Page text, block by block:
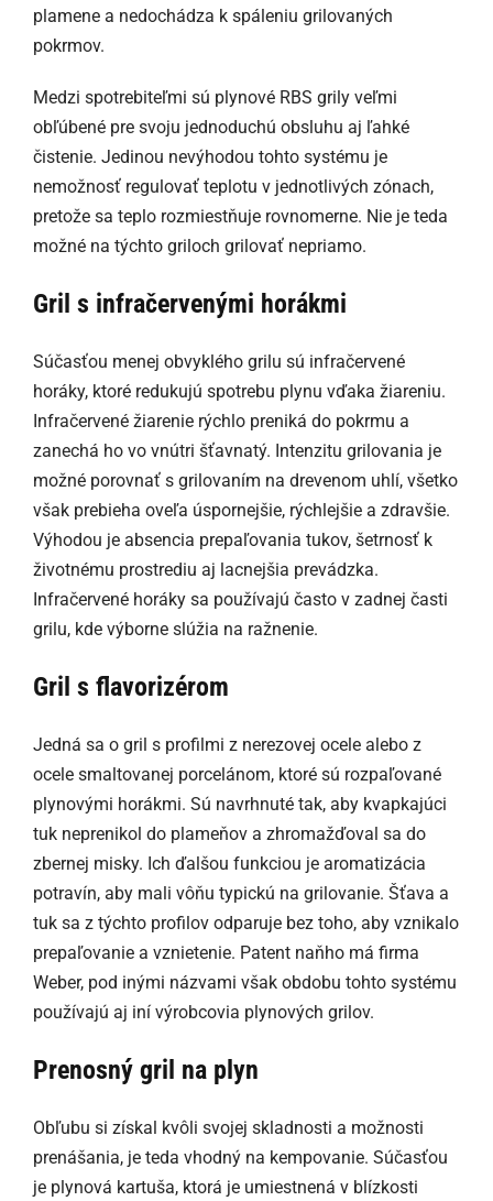
plamene a nedochádza k spáleniu grilovaných
pokrmov.
Medzi spotrebiteľmi sú plynové RBS grily veľmi
obľúbené pre svoju jednoduchú obsluhu aj ľahké
čistenie. Jedinou nevýhodou tohto systému je
nemožnosť regulovať teplotu v jednotlivých zónach,
pretože sa teplo rozmiestňuje rovnomerne. Nie je teda
možné na týchto griloch grilovať nepriamo.
Gril s infračervenými horákmi
Súčasťou menej obvyklého grilu sú infračervené
horáky, ktoré redukujú spotrebu plynu vďaka žiareniu.
Infračervené žiarenie rýchlo preniká do pokrmu a
zanechá ho vo vnútri šťavnatý. Intenzitu grilovania je
možné porovnať s grilovaním na drevenom uhlí, všetko
však prebieha oveľa úspornejšie, rýchlejšie a zdravšie.
Výhodou je absencia prepaľovania tukov, šetrnosť k
životnému prostrediu aj lacnejšia prevádzka.
Infračervené horáky sa používajú často v zadnej časti
grilu, kde výborne slúžia na ražnenie.
Gril s flavorizérom
Jedná sa o gril s profilmi z nerezovej ocele alebo z
ocele smaltovanej porcelánom, ktoré sú rozpaľované
plynovými horákmi. Sú navrhnuté tak, aby kvapkajúci
tuk neprenikol do plameňov a zhromažďoval sa do
zbernej misky. Ich ďalšou funkciou je aromatizácia
potravín, aby mali vôňu typickú na grilovanie. Šťava a
tuk sa z týchto profilov odparuje bez toho, aby vznikalo
prepaľovanie a vznietenie. Patent naňho má firma
Weber, pod inými názvami však obdobu tohto systému
používajú aj iní výrobcovia plynových grilov.
Prenosný gril na plyn
Obľubu si získal kvôli svojej skladnosti a možnosti
prenášania, je teda vhodný na kempovanie. Súčasťou
je plynová kartuša, ktorá je umiestnená v blízkosti